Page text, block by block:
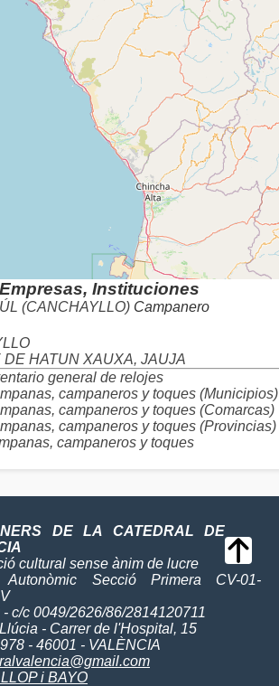
Instituciones
(CANCHAYLLO) Campanero
DE HATUN XAUXA, JAUJA
general de relojes
campaneros y toques (Municipios)
campaneros y toques (Comarcas)
campaneros y toques (Provincias)
campaneros y toques
DE LA CATEDRAL DE
cultural sense ànim de lucre
Autonòmic Secció Primera CV-01-
c/c 0049/2626/86/2814120711
- Carrer de l'Hospital, 15
- 46001 - VALÈNCIA
i BAYO